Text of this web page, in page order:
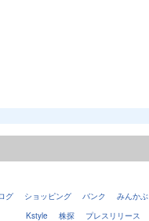
グ ショッピング バンク みんかぶ
Kstyle
株探 プレスリリース